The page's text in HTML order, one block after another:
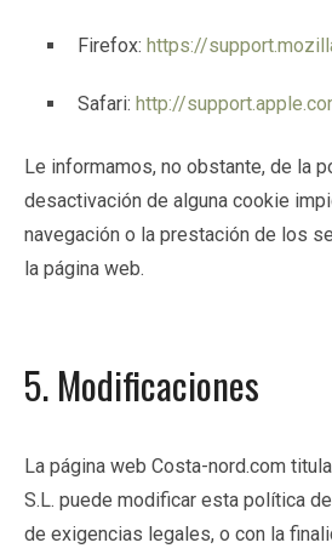
Firefox: https://
Safari: http://
Le informamos, no obstante, de la
desactivación de alguna cookie
navegación o la prestación de los
la página web.
5. Modificaciones
La página web Costa-nord.com
S.L. puede modificar esta política
de exigencias legales, o con la